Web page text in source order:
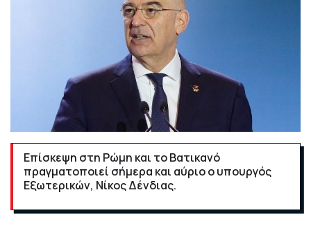
Επίσκεψη στη Ρώμη και το Βατικανό
πραγματοποιεί σήμερα και αύριο ο υπουργός
Εξωτερικών, Νίκος Δένδιας.